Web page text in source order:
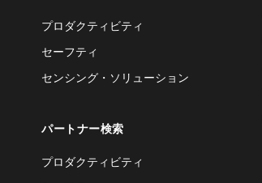
プロダクティビティ
セーフティ
センシング・ソリューション
パートナー検索
プロダクティビティ